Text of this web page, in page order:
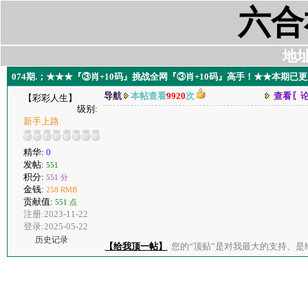
六
地
074期.；★★★『③肖+10码』挑战全网『③肖+10码』高手！★★本期已
【彩彩人生】
级别:
新手上路
精华: 0
发帖: 551
积分: 551 分
金钱: 258 RMB
贡献值: 551 点
注册:2023-11-22
登录:2025-05-22
历史记录
导航 本帖查看9920次 查看〖
【给我顶一帖】 您的“顶贴”是对我最大的支持、